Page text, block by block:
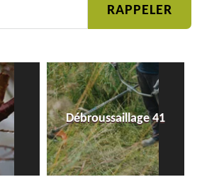
Débroussaillage 41